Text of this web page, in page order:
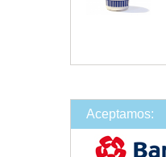
Aceptamos: